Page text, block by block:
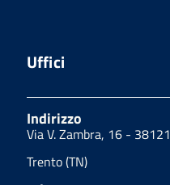
Uffici
Indirizzo
Via V. Zambra, 16 - 38121
Trento (TN)